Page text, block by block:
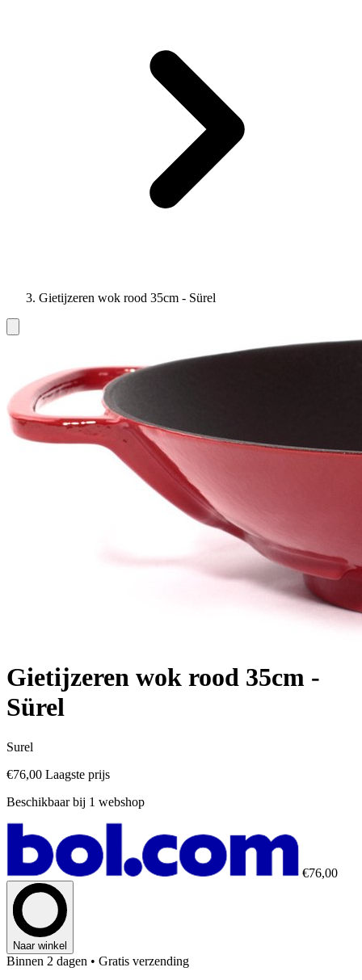
Gietijzeren wok rood 35cm - Sürel
Gietijzeren wok rood 35cm -
Sürel
Surel
€76,00 Laagste prijs
Beschikbaar bij 1 webshop
€76,00
Naar winkel
Binnen 2 dagen • Gratis verzending